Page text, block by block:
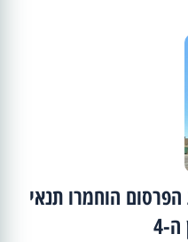
הוחמרו תנאי
4